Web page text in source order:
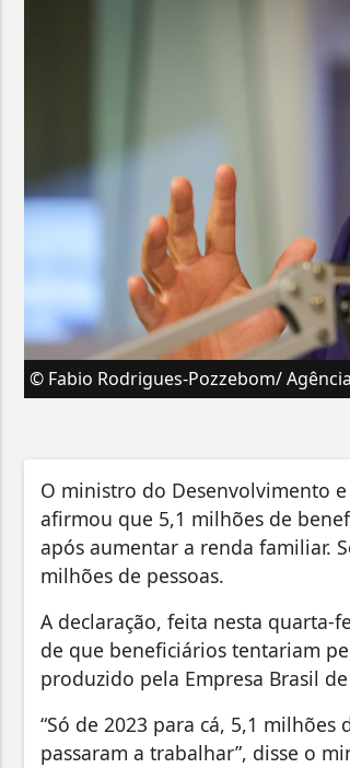
© Fabio Rodrigues-Pozzebom/
O ministro do Desenvolvimento
afirmou que 5,1 milhões de
após aumentar a renda familiar.
milhões de pessoas.
A declaração, feita nesta quarta-
de que beneficiários tentariam
produzido pela Empresa Brasil de
“Só de 2023 para cá, 5,1
passaram a trabalhar”, disse o